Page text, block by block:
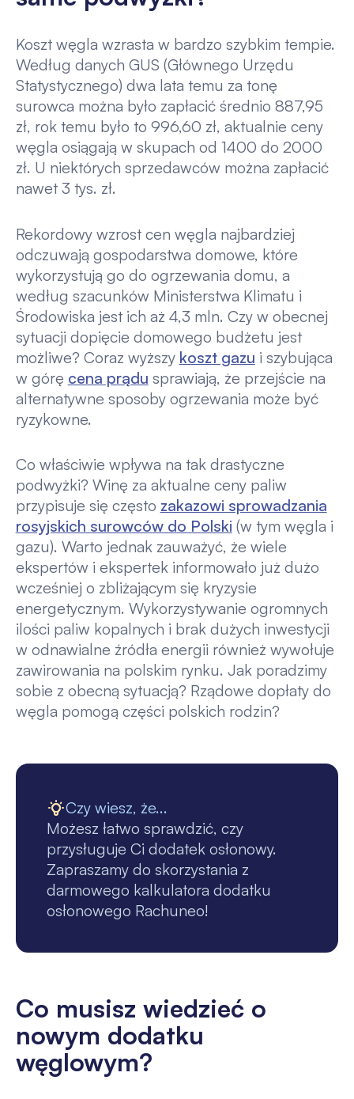
Koszt węgla wzrasta w bardzo szybkim tempie.
Według danych GUS (Głównego Urzędu
Statystycznego) dwa lata temu za tonę
surowca można było zapłacić średnio 887,95
zł, rok temu było to 996,60 zł, aktualnie ceny
węgla osiągają w skupach od 1400 do 2000
zł. U niektórych sprzedawców można zapłacić
nawet 3 tys. zł.
Rekordowy wzrost cen węgla najbardziej
odczuwają gospodarstwa domowe, które
wykorzystują go do ogrzewania domu, a
według szacunków Ministerstwa Klimatu i
Środowiska jest ich aż 4,3 mln. Czy w obecnej
sytuacji dopięcie domowego budżetu jest
możliwe? Coraz wyższy koszt gazu i szybująca
w górę cena prądu sprawiają, że przejście na
alternatywne sposoby ogrzewania może być
ryzykowne.
Co właściwie wpływa na tak drastyczne
podwyżki? Winę za aktualne ceny paliw
przypisuje się często zakazowi sprowadzania
rosyjskich surowców do Polski (w tym węgla i
gazu). Warto jednak zauważyć, że wiele
ekspertów i ekspertek informowało już dużo
wcześniej o zbliżającym się kryzysie
energetycznym. Wykorzystywanie ogromnych
ilości paliw kopalnych i brak dużych inwestycji
w odnawialne źródła energii również wywołuje
zawirowania na polskim rynku. Jak poradzimy
sobie z obecną sytuacją? Rządowe dopłaty do
węgla pomogą części polskich rodzin?
Czy wiesz, że...
Możesz łatwo sprawdzić, czy
przysługuje Ci dodatek osłonowy.
Zapraszamy do skorzystania z
darmowego kalkulatora dodatku
osłonowego Rachuneo!
Co musisz wiedzieć o
nowym dodatku
węglowym?